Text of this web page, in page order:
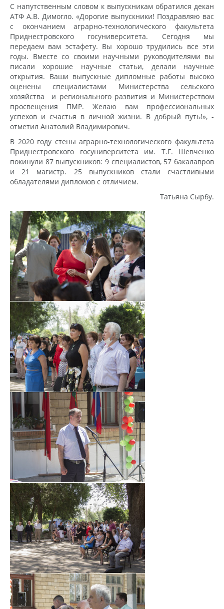
С напутственным словом к выпускникам обратился декан
АТФ А.В. Димогло. «Дорогие выпускники! Поздравляю вас
с окончанием аграрно-технологического факультета
Приднестровского госуниверситета. Сегодня мы
передаем вам эстафету. Вы хорошо трудились все эти
годы. Вместе со своими научными руководителями вы
писали хорошие научные статьи, делали научные
открытия. Ваши выпускные дипломные работы высоко
оценены специалистами Министерства сельского
хозяйства и регионального развития и Министерством
просвещения ПМР. Желаю вам профессиональных
успехов и счастья в личной жизни. В добрый путь!», -
отметил Анатолий Владимирович.
В 2020 году стены аграрно-технологического факультета
Приднестровского госуниверситета им. Т.Г. Шевченко
покинули 87 выпускников: 9 специалистов, 57 бакалавров
и 21 магистр. 25 выпускников стали счастливыми
обладателями дипломов с отличием.
Татьяна Сырбу.